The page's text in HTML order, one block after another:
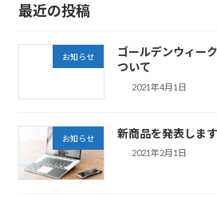
最近の投稿
お知らせ
ゴールデンウィー
ついて
2021年4月1日
お知らせ 新商品を発表します
2021年2月1日